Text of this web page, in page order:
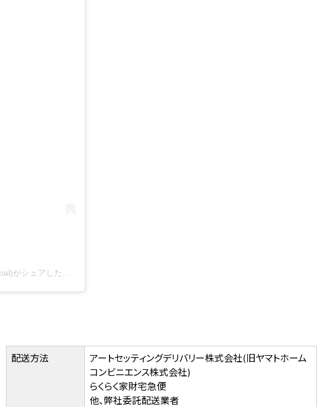
配送方法
アートセッティングデリバリー株式会社(旧ヤマトホーム
コンビニエンス株式会社)
らくらく家財宅急便
他、弊社委託配送業者